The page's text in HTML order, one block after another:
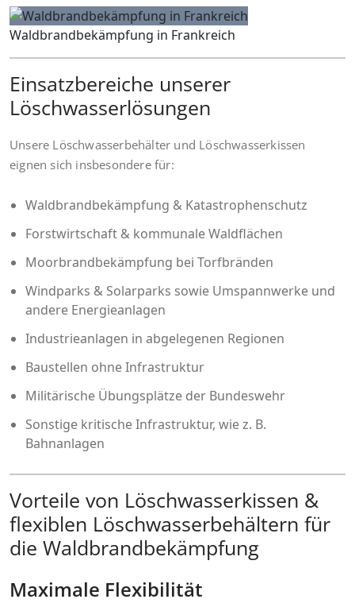
Waldbrandbekämpfung in Frankreich
Einsatzbereiche unserer
Löschwasserlösungen
Unsere Löschwasserbehälter und Löschwasserkissen
eignen sich insbesondere für:
Waldbrandbekämpfung & Katastrophenschutz
Forstwirtschaft & kommunale Waldflächen
Moorbrandbekämpfung bei Torfbränden
Windparks & Solarparks sowie Umspannwerke und
andere Energieanlagen
Industrieanlagen in abgelegenen Regionen
Baustellen ohne Infrastruktur
Militärische Übungsplätze der Bundeswehr
Sonstige kritische Infrastruktur, wie z. B.
Bahnanlagen
Vorteile von Löschwasserkissen &
flexiblen Löschwasserbehältern für
die Waldbrandbekämpfung
Maximale Flexibilität